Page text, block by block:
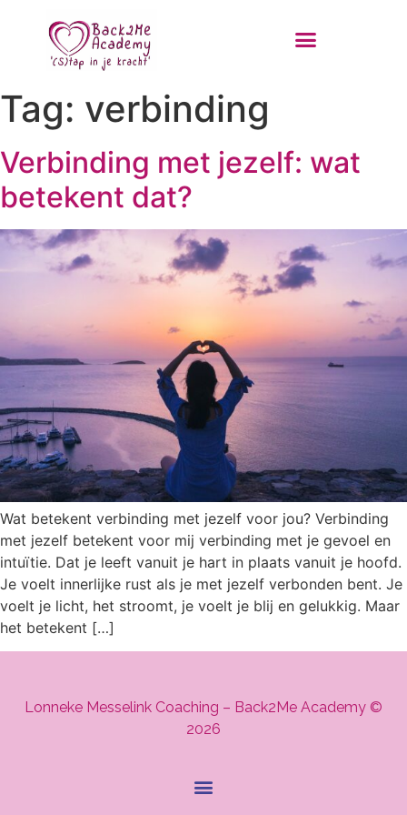
Tag: verbinding
Verbinding met jezelf: wat
betekent dat?
Wat betekent verbinding met jezelf voor jou? Verbinding
met jezelf betekent voor mij verbinding met je gevoel en
intuïtie. Dat je leeft vanuit je hart in plaats vanuit je hoofd.
Je voelt innerlijke rust als je met jezelf verbonden bent. Je
voelt je licht, het stroomt, je voelt je blij en gelukkig. Maar
het betekent […]
Lonneke Messelink Coaching – Back2Me Academy ©
2026